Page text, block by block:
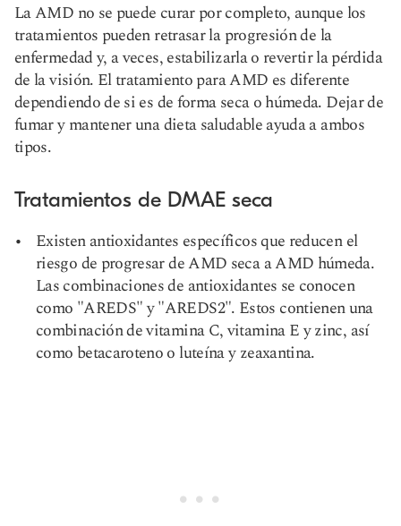
La AMD no se puede curar por completo, aunque los
tratamientos pueden retrasar la progresión de la
enfermedad y, a veces, estabilizarla o revertir la pérdida
de la visión. El tratamiento para AMD es diferente
dependiendo de si es de forma seca o húmeda. Dejar de
fumar y mantener una dieta saludable ayuda a ambos
tipos.
Tratamientos de DMAE seca
Existen antioxidantes específicos que reducen el
riesgo de progresar de AMD seca a AMD húmeda.
Las combinaciones de antioxidantes se conocen
como "AREDS" y "AREDS2". Estos contienen una
combinación de vitamina C, vitamina E y zinc, así
como betacaroteno o luteína y zeaxantina.